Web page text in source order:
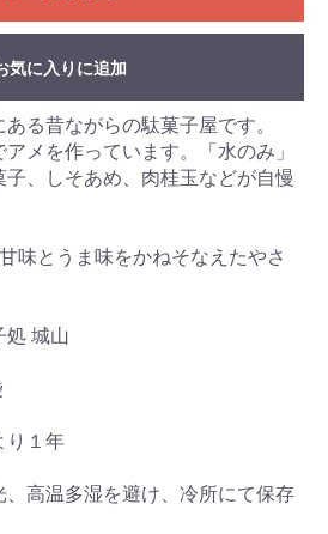
気に入りに追加
る昔ながらの駄菓子屋です。
メを作っています。「水のみ」
、しそあめ、肉桂玉などが自慢
味とうま味をかねそなえたやさ
処 城山
り１年
、高温多湿を避け、冷所にて保存